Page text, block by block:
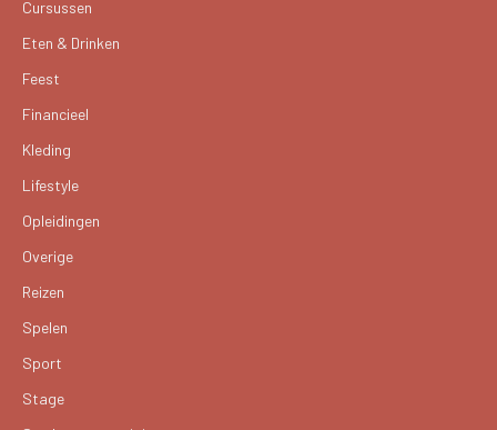
Cursussen
Eten & Drinken
Feest
Financieel
Kleding
Lifestyle
Opleidingen
Overige
Reizen
Spelen
Sport
Stage